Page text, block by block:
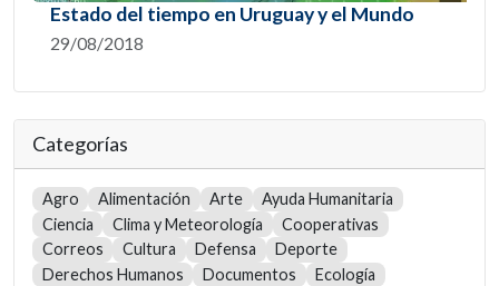
Estado del tiempo en Uruguay y el Mundo
29/08/2018
Categorías
Agro Alimentación Arte
Ayuda Humanitaria
Ciencia
Clima y Meteorología
Cooperativas
Correos
Cultura Defensa
Deporte
Derechos Humanos
Documentos
Ecología